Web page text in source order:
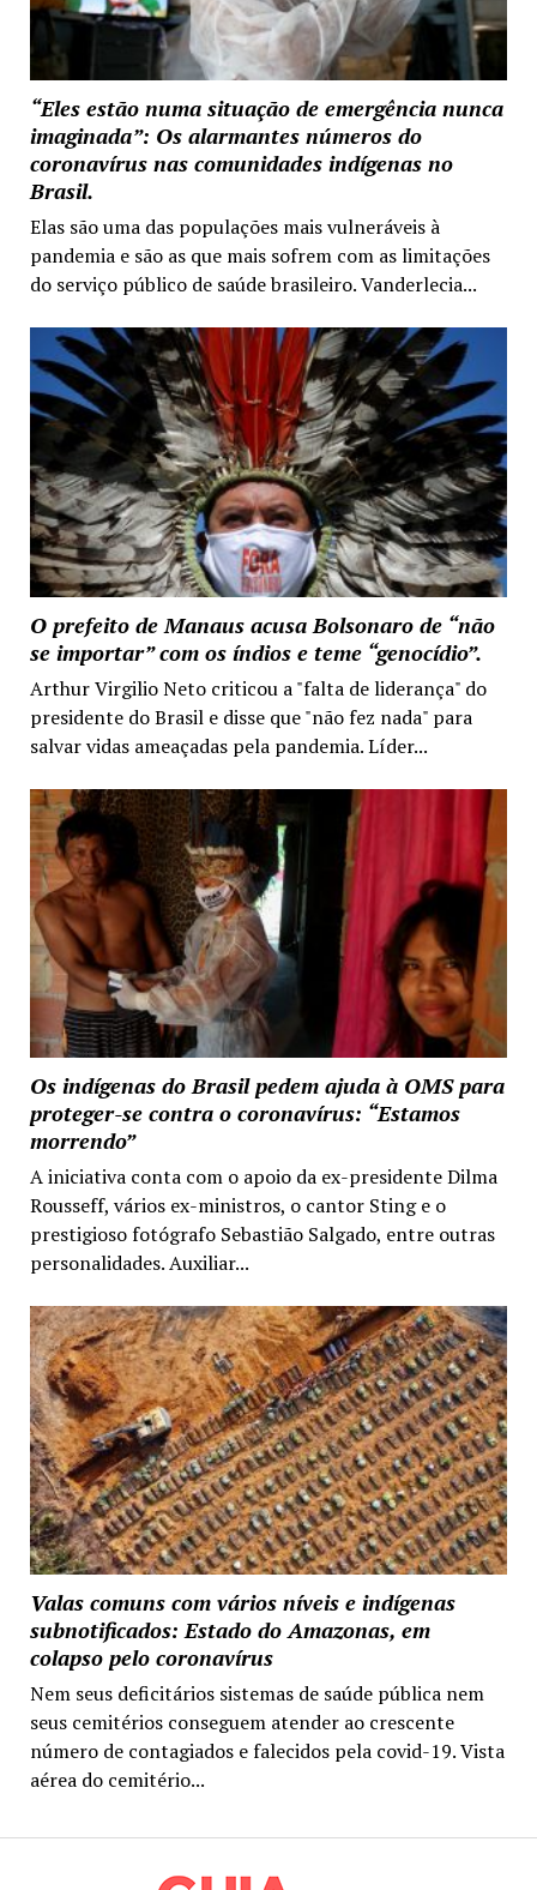
“Eles estão numa situação de emergência nunca
imaginada”: Os alarmantes números do
coronavírus nas comunidades indígenas no
Brasil.
Elas são uma das populações mais vulneráveis à
pandemia e são as que mais sofrem com as limitações
do serviço público de saúde brasileiro. Vanderlecia...
O prefeito de Manaus acusa Bolsonaro de “não
se importar” com os índios e teme “genocídio”.
Arthur Virgilio Neto criticou a "falta de liderança" do
presidente do Brasil e disse que "não fez nada" para
salvar vidas ameaçadas pela pandemia. Líder...
Os indígenas do Brasil pedem ajuda à OMS para
proteger-se contra o coronavírus: “Estamos
morrendo”
A iniciativa conta com o apoio da ex-presidente Dilma
Rousseff, vários ex-ministros, o cantor Sting e o
prestigioso fotógrafo Sebastião Salgado, entre outras
personalidades. Auxiliar...
Valas comuns com vários níveis e indígenas
subnotificados: Estado do Amazonas, em
colapso pelo coronavírus
Nem seus deficitários sistemas de saúde pública nem
seus cemitérios conseguem atender ao crescente
número de contagiados e falecidos pela covid-19. Vista
aérea do cemitério...